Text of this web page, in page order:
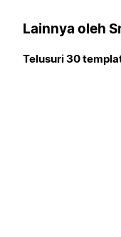
Lainnya oleh
Telusuri 30